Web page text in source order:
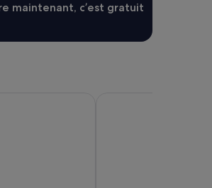
maintenant, c’est gratuit